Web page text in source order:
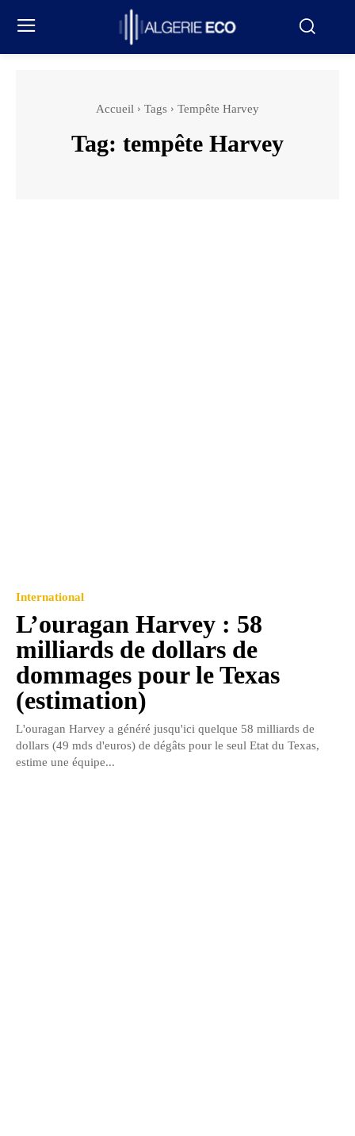
Accueil Tags Tempête Harvey
Tag: tempête Harvey
International
L’ouragan Harvey : 58
milliards de dollars de
dommages pour le Texas
(estimation)
L'ouragan Harvey a généré jusqu'ici quelque 58 milliards de
dollars (49 mds d'euros) de dégâts pour le seul Etat du Texas,
estime une équipe...